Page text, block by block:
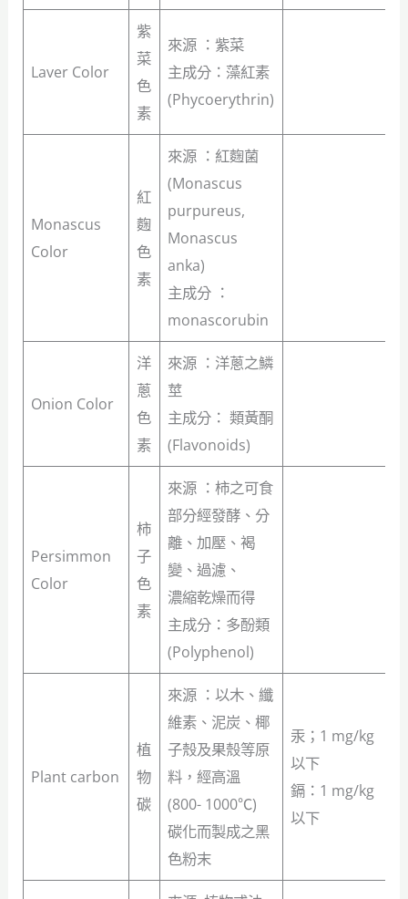
Laver Color
紫
菜
色
素
來源 ：紫菜
主成分：藻紅素
(Phycoerythrin)
Monascus
Color
紅
麴
色
素
來源 ：紅麴菌
(Monascus
purpureus,
Monascus
anka)
主成分 ：
monascorubin
Onion Color
洋
蔥
色
素
來源 ：洋蔥之鱗
莖
主成分： 類黃酮
(Flavonoids)
Persimmon
Color
柿
子
色
素
來源 ：柿之可食
部分經發酵、分
離、加壓、褐
變、過濾、
濃縮乾燥而得
主成分：多酚類
(Polyphenol)
Plant carbon
植
物
碳
來源 ：以木、纖
維素、泥炭、椰
子殼及果殼等原
料，經高溫
(800- 1000℃)
碳化而製成之黑
色粉末
汞；1 mg/kg
以下
鎘：1 mg/kg
以下